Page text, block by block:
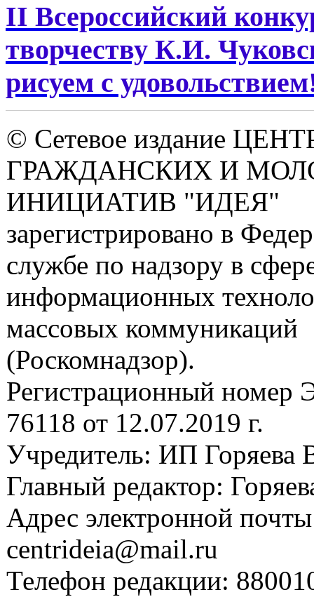
II Всероссийский
творчеству К.И.
рисуем с
© Сетевое издание
ГРАЖДАНСКИХ И
ИНИЦИАТИВ "ИДЕЯ"
зарегистрировано в
службе по надзору в
информационных
массовых коммуникаций
(Роскомнадзор).
Регистрационный
76118 от 12.07.2019 г.
Учредитель: ИП Горяева
Главный редактор:
Адрес электронной
centrideia@mail.ru
Телефон редакции: